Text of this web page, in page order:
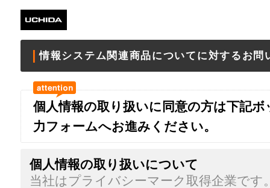
情報システム関連商品についてに対するお問
個人情報の取り扱いに同意の方は下記
力フォームへお進みください。
個人情報の取り扱いについて
当社はプライバシーマーク取得企業です